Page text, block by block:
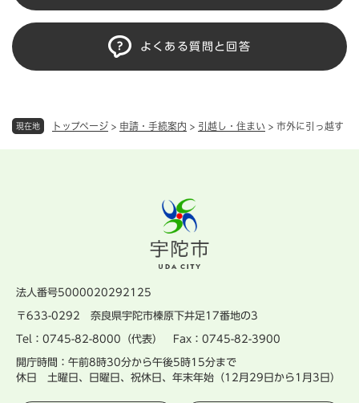
現在地 トップページ > 申請・手続案内 > 引越し・住まい > 市外に引っ越す
よくある質問と回答
法人番号5000020292125
〒633-0292 奈良県宇陀市榛原下井足17番地の3
Tel：0745-82-8000（代表） Fax：0745-82-3900
開庁時間：午前8時30分から午後5時15分まで
休日 土曜日、日曜日、祝休日、年末年始（12月29日から1月3日）